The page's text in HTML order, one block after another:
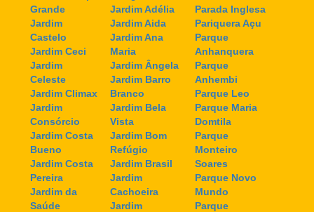
Grande
Jardim
Castelo
Jardim Ceci
Jardim
Celeste
Jardim Climax
Jardim
Consórcio
Jardim Costa
Bueno
Jardim Costa
Pereira
Jardim da
Saúde
Jardim Adélia
Jardim Aida
Jardim Ana
Maria
Jardim Ângela
Jardim Barro
Branco
Jardim Bela
Vista
Jardim Bom
Refúgio
Jardim Brasil
Jardim
Cachoeira
Jardim
Parada Inglesa
Pariquera Açu
Parque
Anhanquera
Parque
Anhembi
Parque Leo
Parque Maria
Domtila
Parque
Monteiro
Soares
Parque Novo
Mundo
Parque